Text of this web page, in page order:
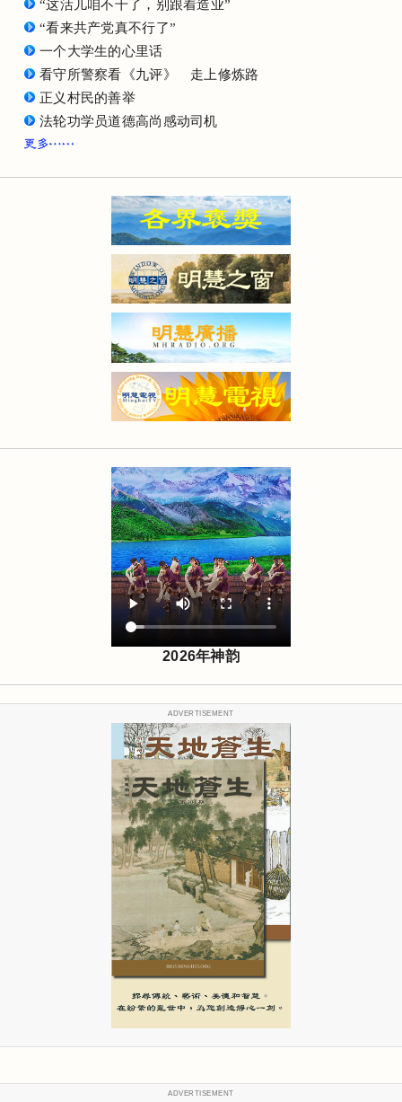
“这活儿咱不干了，别跟着造业”
“看来共产党真不行了”
一个大学生的心里话
看守所警察看《九评》 走上修炼路
正义村民的善举
法轮功学员道德高尚感动司机
2026年神韵
ADVERTISEMENT
ADVERTISEMENT